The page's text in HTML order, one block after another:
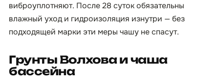
виброуплотняют. После 28 суток обязательны
влажный уход и гидроизоляция изнутри — без
подходящей марки эти меры чашу не спасут.
Грунты Волхова и чаша
бассейна